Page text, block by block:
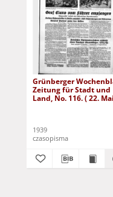
Grünberger
Zeitung für Stadt und
Land, No. 116. ( 22. Mai
1939
czasopisma